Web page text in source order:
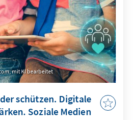
mit KI bearbeitet
schützen. Digitale
Soziale Medien